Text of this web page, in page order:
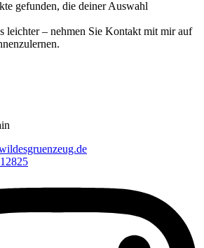
gefunden, die deiner Auswahl
leichter – nehmen Sie Kontakt mit mir auf